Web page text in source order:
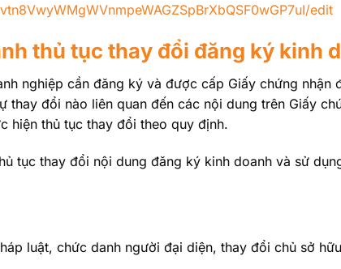
edit
thủ tục thay đổi đăng ký kinh
nghiệp cần đăng ký và được cấp Giấy chứng nhận
đổi nào liên quan đến các nội dung trên Giấy
hiện thủ tục thay đổi theo quy định.
tục thay đổi nội dung đăng ký kinh doanh và sử
luật, chức danh người đại diện, thay đổi chủ sở